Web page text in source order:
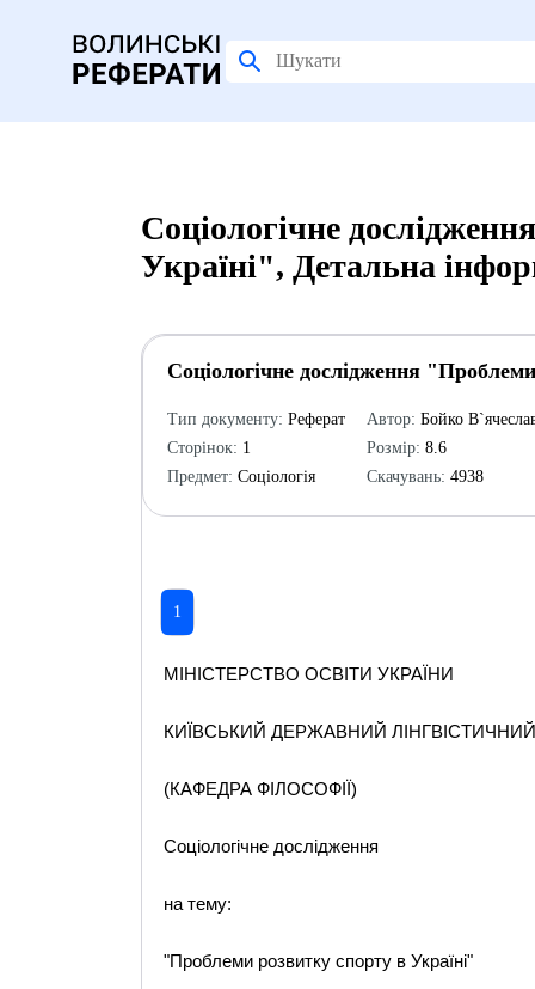
Соціологічне
Україні", Детальна
Соціологічне дослідження
Тип документу: Реферат
Сторінок: 1
Предмет: Соціологія
Автор: Бойко
Розмір: 8.6
Скачувань: 4938
1
МІНІСТЕРСТВО ОСВІТИ УКРАЇНИ
КИЇВСЬКИЙ ДЕРЖАВНИЙ
(КАФЕДРА ФІЛОСОФІЇ)
Соціологічне дослідження
на тему:
"Проблеми розвитку спорту в Україні"